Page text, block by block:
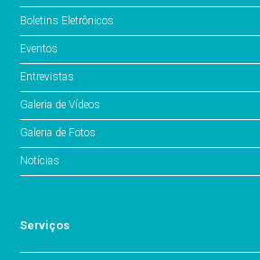
Boletins Eletrônicos
Eventos
Entrevistas
Galeria de Vídeos
Galeria de Fotos
Notícias
Serviços